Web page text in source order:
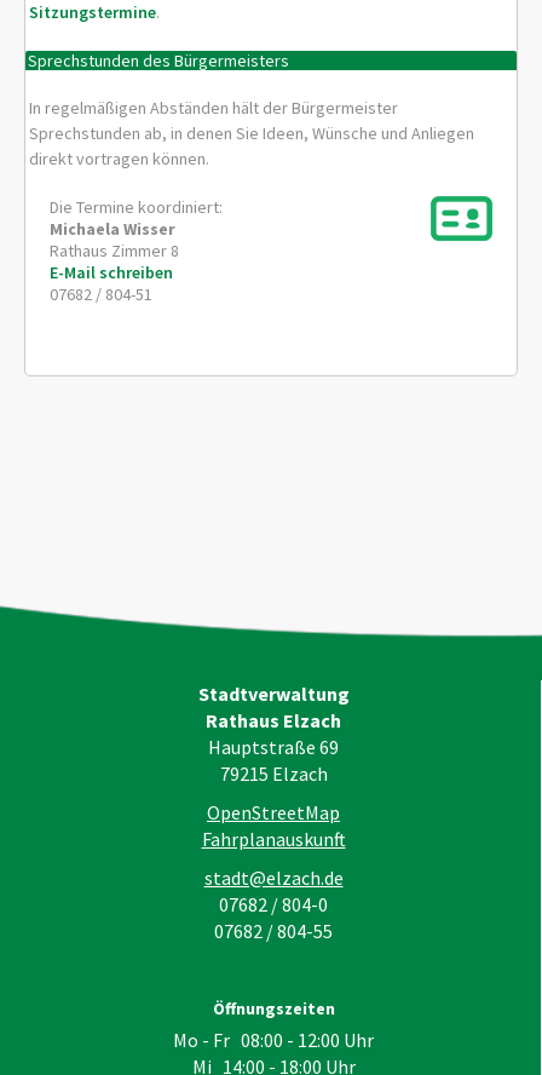
Sitzungstermine.
Sprechstunden des Bürgermeisters
In regelmäßigen Abständen hält der Bürgermeister
Sprechstunden ab, in denen Sie Ideen, Wünsche und Anliegen
direkt vortragen können.
Die Termine koordiniert:
Michaela Wisser
Rathaus Zimmer 8
E-Mail schreiben
07682 / 804-51
Stadtverwaltung
Rathaus Elzach
Hauptstraße 69
79215 Elzach
OpenStreetMap
Fahrplanauskunft
stadt@elzach.de
07682 / 804-0
07682 / 804-55
Öffnungszeiten
Mo - Fr 08:00 - 12:00 Uhr
Mi 14:00 - 18:00 Uhr